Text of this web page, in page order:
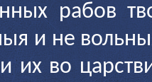
рабов
и не
их во